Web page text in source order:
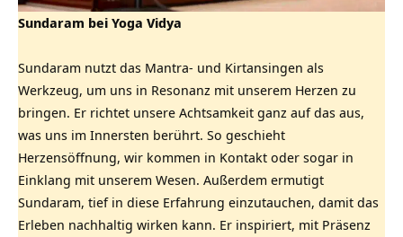
Sundaram bei Yoga Vidya
Sundaram nutzt das Mantra- und Kirtansingen als
Werkzeug, um uns in Resonanz mit unserem Herzen zu
bringen. Er richtet unsere Achtsamkeit ganz auf das aus,
was uns im Innersten berührt. So geschieht
Herzensöffnung, wir kommen in Kontakt oder sogar in
Einklang mit unserem Wesen. Außerdem ermutigt
Sundaram, tief in diese Erfahrung einzutauchen, damit das
Erleben nachhaltig wirken kann. Er inspiriert, mit Präsenz